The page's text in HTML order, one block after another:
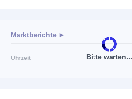
Bitte warten...
Marktberichte ►
Uhrzeit